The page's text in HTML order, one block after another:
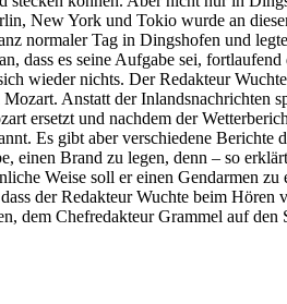
New York und Tokio wurde an
normaler Tag in Dingshofen und
dass es seine Aufgabe sei,
wieder nichts. Der Redakteur
Anstatt der
ersetzt und nachdem der
Es gibt aber verschiedene
Brand zu legen, denn – so
Weise soll er einen Gendarmen
der Redakteur Wuchte beim
dem Chefredakteur Grammel auf